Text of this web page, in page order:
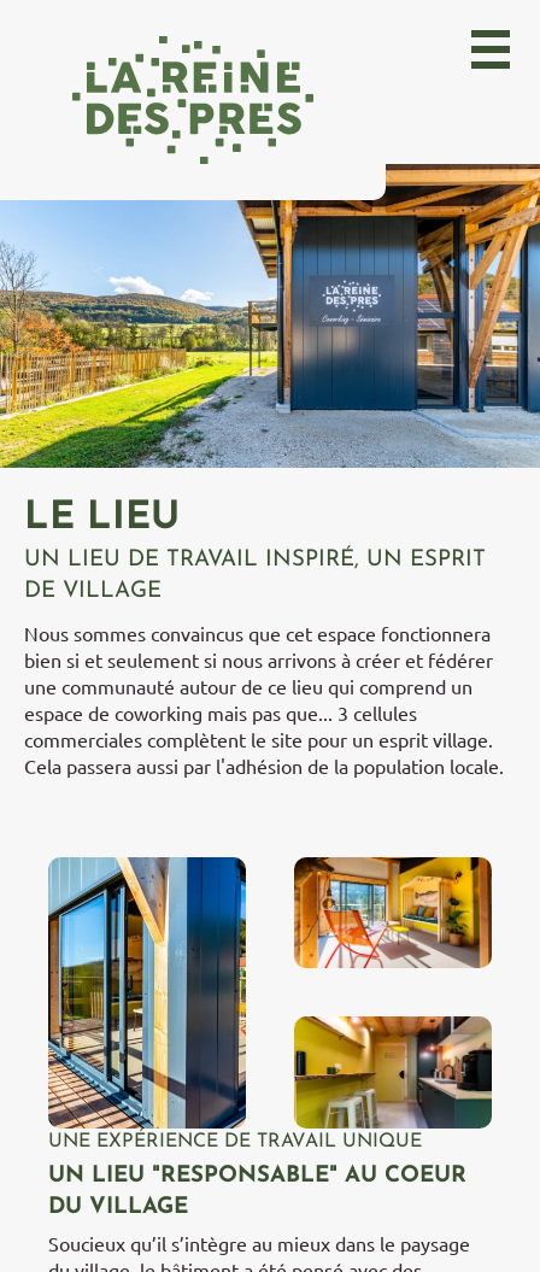
LE LIEU
UN LIEU DE TRAVAIL INSPIRÉ, UN ESPRIT
DE VILLAGE
Nous sommes convaincus que cet espace fonctionnera
bien si et seulement si nous arrivons à créer et fédérer
une communauté autour de ce lieu qui comprend un
espace de coworking mais pas que... 3 cellules
commerciales complètent le site pour un esprit village.
Cela passera aussi par l'adhésion de la population locale.
UNE EXPÉRIENCE DE TRAVAIL UNIQUE
UN LIEU "RESPONSABLE" AU COEUR
DU VILLAGE
Soucieux qu’il s’intègre au mieux dans le paysage